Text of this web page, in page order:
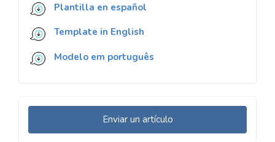
Plantilla en español
Template in English
Modelo em português
Enviar
un
Enviar un artículo